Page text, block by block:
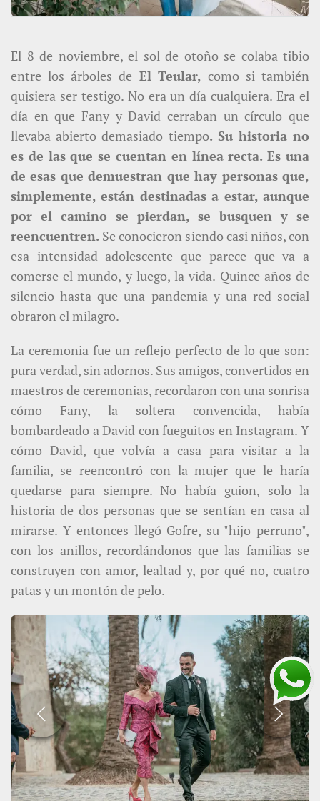
El 8 de noviembre, el sol de otoño se colaba tibio
entre los árboles de El Teular, como si también
quisiera ser testigo. No era un día cualquiera. Era el
día en que Fany y David cerraban un círculo que
llevaba abierto demasiado tiempo. Su historia no
es de las que se cuentan en línea recta. Es una
de esas que demuestran que hay personas que,
simplemente, están destinadas a estar, aunque
por el camino se pierdan, se busquen y se
reencuentren. Se conocieron siendo casi niños, con
esa intensidad adolescente que parece que va a
comerse el mundo, y luego, la vida. Quince años de
silencio hasta que una pandemia y una red social
obraron el milagro.
La ceremonia fue un reflejo perfecto de lo que son:
pura verdad, sin adornos. Sus amigos, convertidos en
maestros de ceremonias, recordaron con una sonrisa
cómo Fany, la soltera convencida, había
bombardeado a David con fueguitos en Instagram. Y
cómo David, que volvía a casa para visitar a la
familia, se reencontró con la mujer que le haría
quedarse para siempre. No había guion, solo la
historia de dos personas que se sentían en casa al
mirarse. Y entonces llegó Gofre, su "hijo perruno",
con los anillos, recordándonos que las familias se
construyen con amor, lealtad y, por qué no, cuatro
patas y un montón de pelo.